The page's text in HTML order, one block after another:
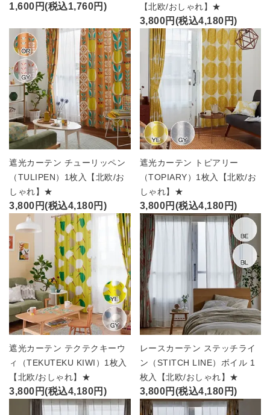
1,600円(税込1,760円)
【北欧/おしゃれ】★
3,800円(税込4,180円)
遮光カーテン チューリッペン
（TULIPEN）1枚入【北欧/お
しゃれ】★
3,800円(税込4,180円)
遮光カーテン トピアリー
（TOPIARY）1枚入【北欧/お
しゃれ】★
3,800円(税込4,180円)
遮光カーテン テクテクキーウ
ィ（TEKUTEKU KIWI）1枚入
【北欧/おしゃれ】★
3,800円(税込4,180円)
レースカーテン ステッチライ
ン（STITCH LINE）ボイル 1
枚入【北欧/おしゃれ】★
3,800円(税込4,180円)